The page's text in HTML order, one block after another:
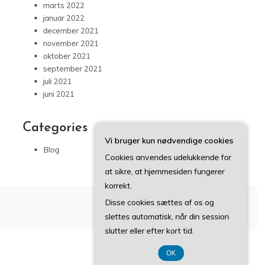
marts 2022
januar 2022
december 2021
november 2021
oktober 2021
september 2021
juli 2021
juni 2021
Categories
Blog
Vi bruger kun nødvendige cookies
Cookies anvendes udelukkende for
at sikre, at hjemmesiden fungerer
korrekt.
Disse cookies sættes af os og
slettes automatisk, når din session
slutter eller efter kort tid.
OK